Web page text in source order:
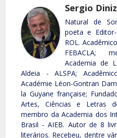
Sergio
Natural de
poeta e
ROL.
FEBACLA;
Academia de
Aldeia - ALSPA;
Académie Léon-Gontran
la Guyane française;
Artes, Ciências e Letras
membro da Academia dos
Brasil - AIEB. Autor de 8
literários. Recebeu, dentre